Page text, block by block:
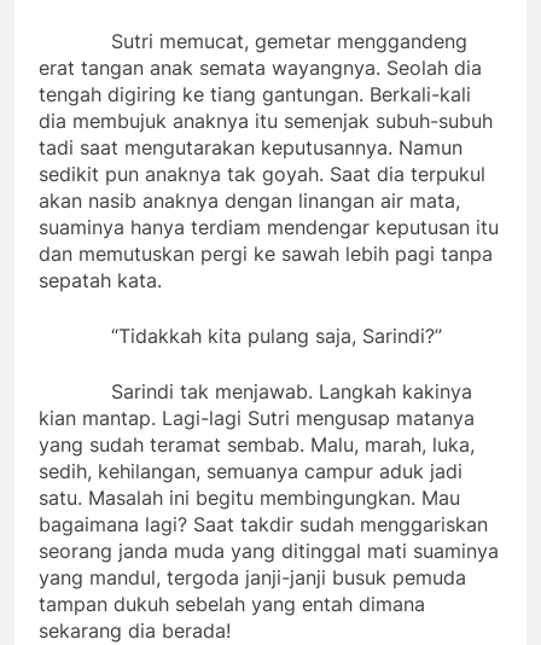
Sutri memucat, gemetar menggandeng
erat tangan anak semata wayangnya. Seolah dia
tengah digiring ke tiang gantungan. Berkali-kali
dia membujuk anaknya itu semenjak subuh-subuh
tadi saat mengutarakan keputusannya. Namun
sedikit pun anaknya tak goyah. Saat dia terpukul
akan nasib anaknya dengan linangan air mata,
suaminya hanya terdiam mendengar keputusan itu
dan memutuskan pergi ke sawah lebih pagi tanpa
sepatah kata.
“Tidakkah kita pulang saja, Sarindi?”
Sarindi tak menjawab. Langkah kakinya
kian mantap. Lagi-lagi Sutri mengusap matanya
yang sudah teramat sembab. Malu, marah, luka,
sedih, kehilangan, semuanya campur aduk jadi
satu. Masalah ini begitu membingungkan. Mau
bagaimana lagi? Saat takdir sudah menggariskan
seorang janda muda yang ditinggal mati suaminya
yang mandul, tergoda janji-janji busuk pemuda
tampan dukuh sebelah yang entah dimana
sekarang dia berada!